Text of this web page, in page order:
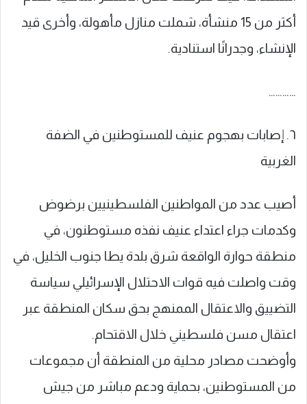
أكثر من 15 منشأة، شملت منازل مأهولة، وأخرى قيد
الإنشاء، وجدرانًا استنادية.
…………
٦. إصابات بهجوم عنيف للمستوطنين في الضفة
الغربية
أصيب عدد من المواطنين الفلسطينيين برضوض
وكدمات جراء اعتداء عنيف نفذه مستوطنون، في
منطقة حوارة الواقعة شرق بلدة يطا جنوب الخليل، في
وقت واصلت فيه قوات الاحتلال الإسرائيلي سياسة
التضييق والاعتقال الممنهج بحق سكان المنطقة عبر
اعتقال مسن فلسطيني خلال الاقتحام.
وأوضحت مصادر محلية من المنطقة أن مجموعات
من المستوطنين، بحماية ودعم مباشر من جيش